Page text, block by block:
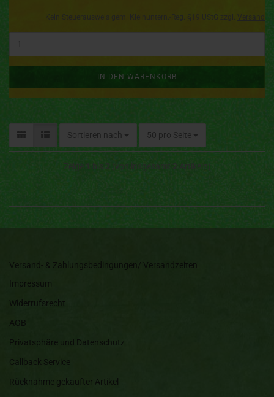
IN DEN WARENKORB
Sortieren nach 50 pro Seite
Versand- & Zahlungsbedingungen/ Versandzeiten
Impressum
Widerrufsrecht
AGB
Privatsphäre und Datenschutz
Callback Service
Rücknahme gekaufter Artikel